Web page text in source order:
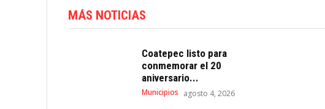
MÁS NOTICIAS
Coatepec listo para
conmemorar el 20
aniversario...
Municipios agosto 4, 2026